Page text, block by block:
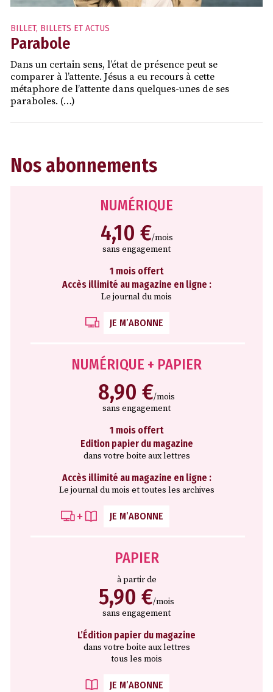
BILLET, BILLETS ET ACTUS
Parabole
Dans un certain sens, l’état de présence peut se
comparer à l’attente. Jésus a eu recours à cette
métaphore de l’attente dans quelques-unes de ses
paraboles. (…)
Nos abonnements
NUMÉRIQUE
4,10 €/mois
sans engagement
1 mois offert
Accès illimité au magazine en ligne :
Le journal du mois
JE M’ABONNE
NUMÉRIQUE + PAPIER
8,90 €/mois
sans engagement
1 mois offert
Edition papier du magazine
dans votre boite aux lettres
Accès illimité au magazine en ligne :
Le journal du mois et toutes les archives
JE M’ABONNE
PAPIER
à partir de
5,90 €/mois
sans engagement
L’Édition papier du magazine
dans votre boite aux lettres
tous les mois
JE M’ABONNE